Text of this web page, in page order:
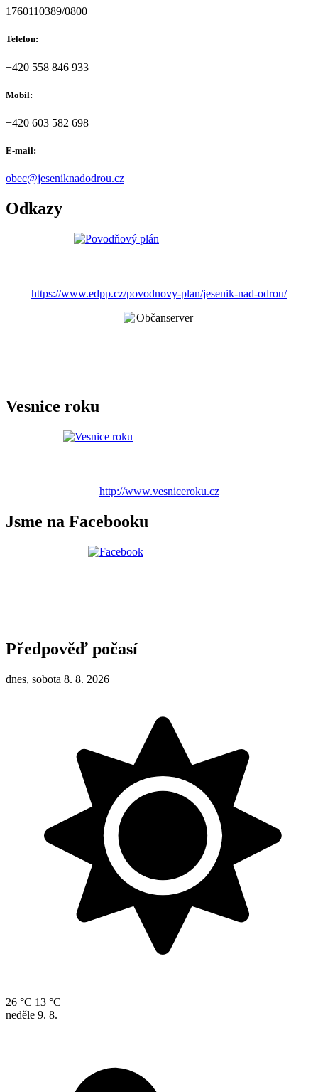
1760110389/0800
Telefon:
+420 558 846 933
Mobil:
+420 603 582 698
E-mail:
obec@jeseniknadodrou.cz
Odkazy
https://www.edpp.cz/povodnovy-plan/jesenik-nad-odrou/
Vesnice roku
http://www.vesniceroku.cz
Jsme na Facebooku
Předpověď počasí
dnes, sobota 8. 8. 2026
26 °C 13 °C
neděle 9. 8.